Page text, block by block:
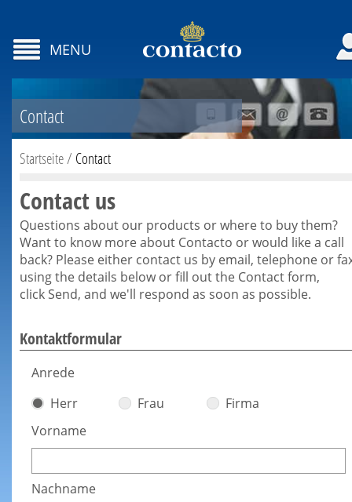
MENU
Contact
Startseite/ Contact
Contact us
Questions about our products or where to buy them?
Want to know more about Contacto or would like a call
back? Please either contact us by email, telephone or
using the details below or fill out the Contact form,
click Send, and we'll respond as soon as possible.
Kontaktformular
Anrede
Herr
Frau
Firma
Vorname
Nachname